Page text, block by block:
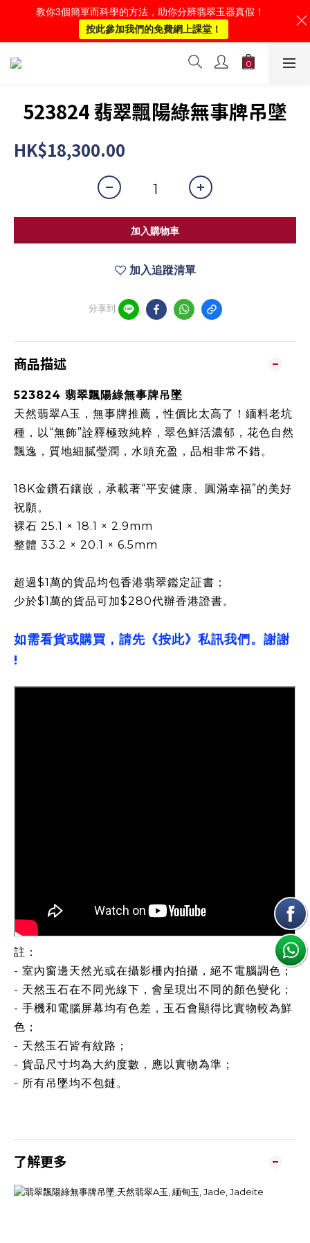
523824 翡翠飄陽綠無事牌吊墜
HK$18,300.00
加入購物車
加入追蹤清單
分享到
商品描述
523824 翡翠飄陽綠無事牌吊墜
天然翡翠A玉，無事牌推薦，性價比太高了！緬料老坑
種，以“無飾”詮釋極致純粹，翠色鮮活濃郁，花色自然
飄逸，質地細膩瑩潤，水頭充盈，品相非常不錯。
18K金鑽石鑲嵌，承載著“平安健康、圓滿幸福”的美好
祝願。
裸石 25.1 × 18.1 × 2.9mm
整體 33.2 × 20.1 × 6.5mm
超過$1萬的貨品均包香港翡翠鑑定証書；
少於$1萬的貨品可加$280代辦香港證書。
如需看貨或購買，請先《按此》私訊我們。謝謝
!
註：
- 室內窗邊天然光或在攝影柵內拍攝，絕不電腦調色；
- 天然玉石在不同光線下，會呈現出不同的顏色變化；
- 手機和電腦屏幕均有色差，玉石會顯得比實物較為鮮
色；
- 天然玉石皆有紋路；
- 貨品尺寸均為大約度數，應以實物為準；
- 所有吊墜均不包鏈。
了解更多
教你3個簡單而科學的方法，助你分辨翡翠玉器真假！
按此參加我們的免費網上課堂！